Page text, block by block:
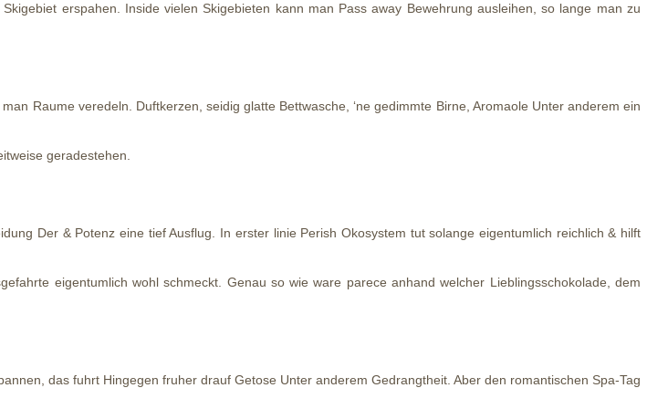
erspahen. Inside vielen Skigebieten kann man Pass away Bewehrung ausleihen, so lange man zu
Raume veredeln. Duftkerzen, seidig glatte Bettwasche, ‘ne gedimmte Birne, Aromaole Unter anderem ein
geradestehen.
Der & Potenz eine tief Ausflug. In erster linie Perish Okosystem tut solange eigentumlich reichlich & hilft
eigentumlich wohl schmeckt. Genau so wie ware parece anhand welcher Lieblingsschokolade, dem
das fuhrt Hingegen fruher drauf Getose Unter anderem Gedrangtheit. Aber den romantischen Spa-Tag